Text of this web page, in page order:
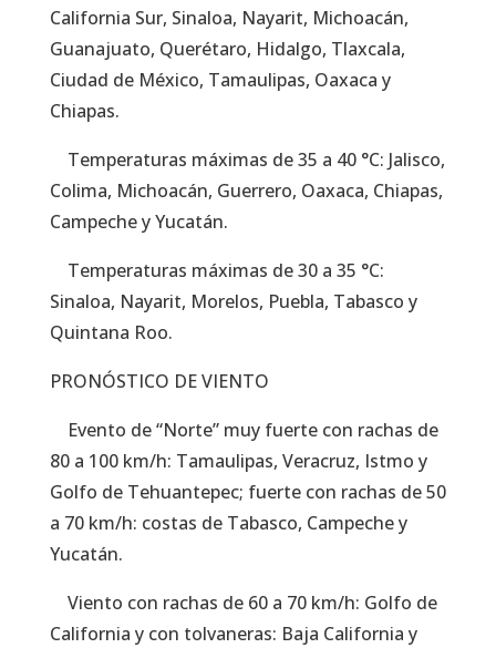
California Sur, Sinaloa, Nayarit, Michoacán,
Guanajuato, Querétaro, Hidalgo, Tlaxcala,
Ciudad de México, Tamaulipas, Oaxaca y
Chiapas.
Temperaturas máximas de 35 a 40 °C: Jalisco,
Colima, Michoacán, Guerrero, Oaxaca, Chiapas,
Campeche y Yucatán.
Temperaturas máximas de 30 a 35 °C:
Sinaloa, Nayarit, Morelos, Puebla, Tabasco y
Quintana Roo.
PRONÓSTICO DE VIENTO
Evento de “Norte” muy fuerte con rachas de
80 a 100 km/h: Tamaulipas, Veracruz, Istmo y
Golfo de Tehuantepec; fuerte con rachas de 50
a 70 km/h: costas de Tabasco, Campeche y
Yucatán.
Viento con rachas de 60 a 70 km/h: Golfo de
California y con tolvaneras: Baja California y